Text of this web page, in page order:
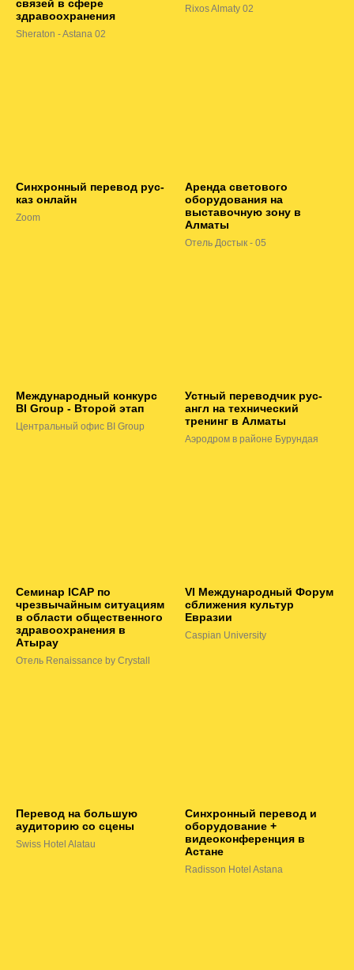
связей в сфере
здравоохранения
Sheraton - Astana 02
Rixos Almaty 02
Синхронный перевод рус-
каз онлайн
Zoom
Аренда светового
оборудования на
выставочную зону в
Алматы
Отель Достык - 05
Международный конкурс
BI Group - Второй этап
Центральный офис BI Group
Устный переводчик рус-
англ на технический
тренинг в Алматы
Аэродром в районе Бурундая
Семинар ICAP по
чрезвычайным ситуациям
в области общественного
здравоохранения в
Атырау
Отель Renaissance by Crystall
VI Международный Форум
сближения культур
Евразии
Caspian University
Перевод на большую
аудиторию со сцены
Swiss Hotel Alatau
Синхронный перевод и
оборудование +
видеоконференция в
Астане
Radisson Hotel Astana